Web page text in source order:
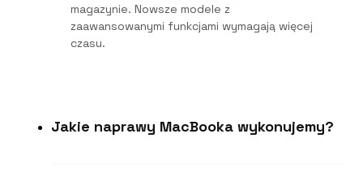
magazynie. Nowsze modele z
zaawansowanymi funkcjami wymagają więcej
czasu.
Jakie naprawy MacBooka wykonujemy?